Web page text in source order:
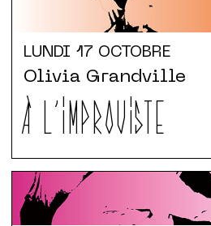
LUNDI 17 OCTOBRE
À L'IMPROVISTE
Olivia Grandville